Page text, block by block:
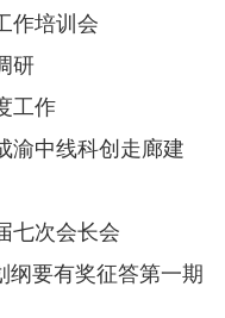
作培训会
研
工作
渝中线科创走廊建
七次会长会
纲要有奖征答第一期